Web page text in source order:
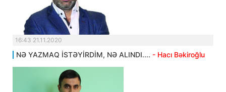
16:43 21.11.2020
NƏ YAZMAQ İSTƏYİRDİM, NƏ ALINDI.... - Hacı Bəkiroğlu